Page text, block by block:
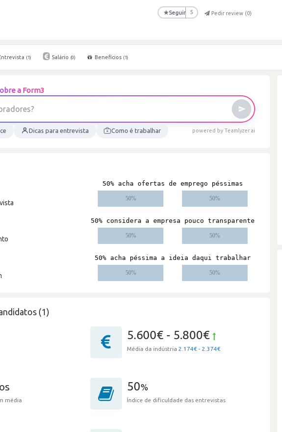
★Seguir 5 Pedir review (0)
(1) Salário (0) Benefícios (1)
a Form3
rad ores?
Dicas para entrevista Como é trabalhar powered by Teamlyzer.ai
(1)
5.600€ - 5.800€
Média da indústria 2.174€ - 2.374€
média
50%
Índice de dificuldade das entrevistas